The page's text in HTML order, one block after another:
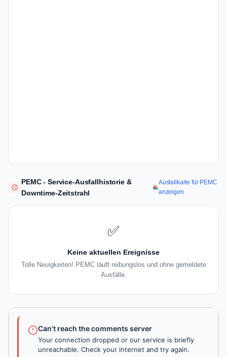
PEMC - Service-Ausfallhistorie &
Downtime-Zeitstrahl
Ausfallkarte für PEMC
anzeigen
✅
Keine aktuellen Ereignisse
Tolle Neuigkeiten! PEMC läuft reibungslos und ohne gemeldete
Ausfälle.
Can't reach the comments server
Your connection dropped or our service is briefly
unreachable. Check your internet and try again.